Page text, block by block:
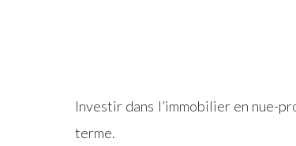
Investir dans l’immobilier en nue-
terme.